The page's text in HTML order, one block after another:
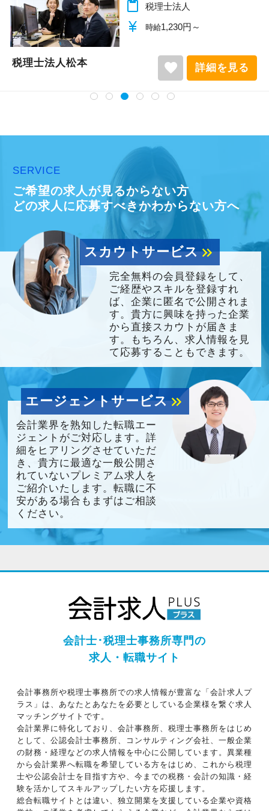
content_paste 税理士法人
currency_yen 時給1,140円～
税理士法人松本 favorite 詳細を見る
SERVICE
ご希望の求人が見るからない方
どの求人に応募すべきかわからない方へ
スカウトサービスkeyboard_double_arrow_right
完全無料の会員登録をして、
ご経歴やスキルを登録すれ
ば、企業に匿名で公開されま
す。貴方に興味を持った企業
から直接スカウトが届きま
す。もちろん、求人情報を見
て応募することもできます。
エージェントサービスkeyboard_double_arrow_right
会計業界を熟知した転職エー
ジェントがご対応します。詳
細をヒアリングさせていただ
き、貴方に最適な一般公開さ
れていないプレミアム求人を
ご紹介いたします。転職に不
安がある場合もまずはご相談
ください。
会計士･税理士事務所専門の
求人・転職サイト
会計事務所や税理士事務所での求人情報が豊富な「会計求人プ
ラス」は、あなたとあなたを必要としている企業様を繋ぐ求人
マッチングサイトです。
会計業界に特化しており、会計事務所、税理士事務所をはじめ
として、公認会計士事務所、コンサルティング会社、一般企業
の財務・経理などの求人情報を中心に公開しています。異業種
から会計業界へ転職を希望している方をはじめ、これから税理
士や公認会計士を目指す方や、今までの税務・会計の知識・経
験を活かしてスキルアップしたい方を応援します。
総合転職サイトとは違い、独立開業を支援している企業や資格